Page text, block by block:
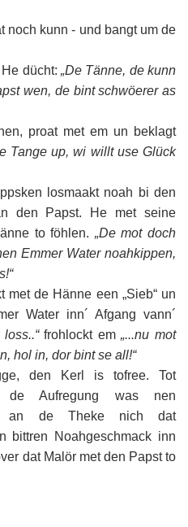
noch kunn - und bangt um de
dücht: „De Tänne, de kunn
wen, de bint schwöerer as
proat met em un beklagt
Tange up, wi willt use Glück
losmaakt noah bi den
den Papst. He met seine
to föhlen. „De mot doch
Emmer Water noahkippen,
de Hänne een „Sieb“ un
Water inn´ Afgang vann´
loss..“frohlockt em„...nu mot
hol in, dor bint se all!“
den Kerl is tofree. Tot
de Aufregung was nen
an de Theke nich dat
bittren Noahgeschmack inn
dat Malör met den Papst to